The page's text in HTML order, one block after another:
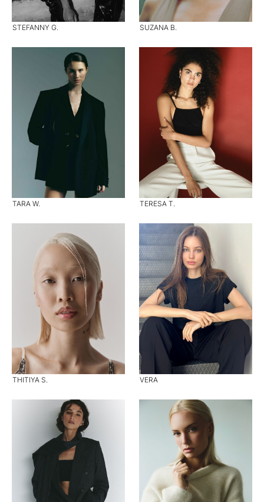
STEFANNY G. SUZANA B.
TARA W. TERESA T.
THITIYA S. VERA